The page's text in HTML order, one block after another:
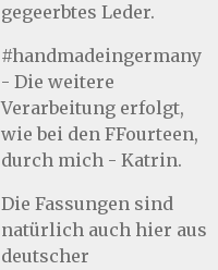
gegeerbtes Leder.
#handmadeingermany
- Die weitere
Verarbeitung erfolgt,
wie bei den FFourteen,
durch mich - Katrin.
Die Fassungen sind
natürlich auch hier aus
deutscher